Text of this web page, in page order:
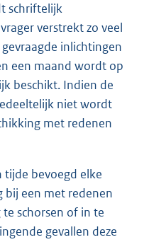
schriftelijk
verstrekt zo veel
inlichtingen
een maand wordt op
beschikt. Indien de
niet wordt
met redenen
tijde bevoegd elke
bij een met redenen
schorsen of in te
gevallen deze